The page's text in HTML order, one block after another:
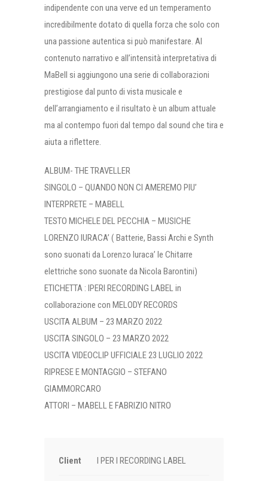
indipendente con una verve ed un temperamento
incredibilmente dotato di quella forza che solo con
una passione autentica si può manifestare. Al
contenuto narrativo e all’intensità interpretativa di
MaBell si aggiungono una serie di collaborazioni
prestigiose dal punto di vista musicale e
dell’arrangiamento e il risultato è un album attuale
ma al contempo fuori dal tempo dal sound che tira e
aiuta a riflettere.
ALBUM- THE TRAVELLER
SINGOLO – QUANDO NON CI AMEREMO PIU’
INTERPRETE – MABELL
TESTO MICHELE DEL PECCHIA – MUSICHE
LORENZO IURACA’ ( Batterie, Bassi Archi e Synth
sono suonati da Lorenzo Iuraca’ le Chitarre
elettriche sono suonate da Nicola Barontini)
ETICHETTA : IPERI RECORDING LABEL in
collaborazione con MELODY RECORDS
USCITA ALBUM – 23 MARZO 2022
USCITA SINGOLO – 23 MARZO 2022
USCITA VIDEOCLIP UFFICIALE 23 LUGLIO 2022
RIPRESE E MONTAGGIO – STEFANO
GIAMMORCARO
ATTORI – MABELL E FABRIZIO NITRO
Client I PER I RECORDING LABEL